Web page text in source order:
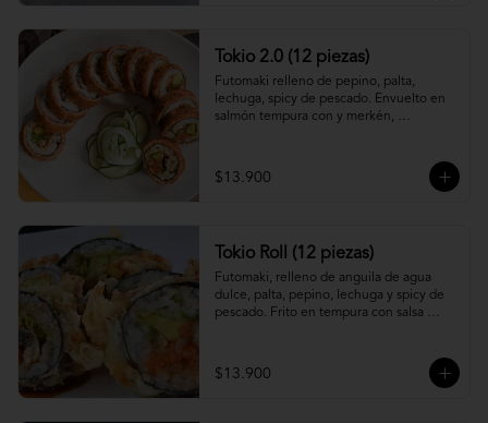
Tokio 2.0 (12 piezas)
Futomaki relleno de pepino, palta,
lechuga, spicy de pescado. Envuelto en
salmón tempura con y merkén,
$13.900
Tokio Roll (12 piezas)
Futomaki, relleno de anguila de agua
dulce, palta, pepino, lechuga y spicy de
pescado. Frito en tempura con salsa
$13.900